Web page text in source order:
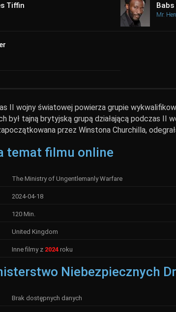
Tiffin
Mr.
II wojny światowej powierza grupie
był tajną brytyjską grupą działającą podczas
przez Winstona Churchilla,
temat filmu online
The Ministry of Ungentlemanly Warfare
2024-04-18
120 Min.
United Kingdom
Inne filmy z 2024 roku
Niebezpiecznych
Brak dostępnych danych